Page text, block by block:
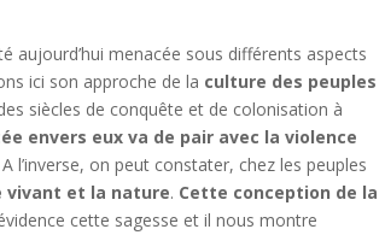
aujourd’hui menacée sous différents aspects
ici son approche de la culture des peuples
siècles de conquête et de colonisation à
envers eux va de pair avec la violence
A l’inverse, on peut constater, chez les peuples
vivant et la nature. Cette conception de la
cette sagesse et il nous montre